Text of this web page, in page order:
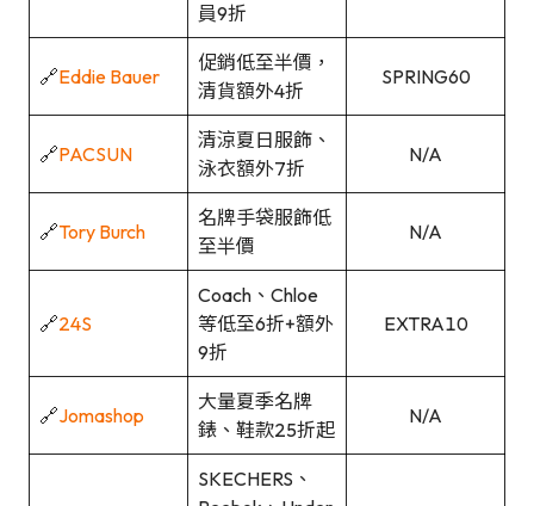
員9折
🔗Eddie Bauer
促銷低至半價，
清貨額外4折
SPRING60
🔗PACSUN
清涼夏日服飾、
泳衣額外7折
N/A
🔗Tory Burch
名牌手袋服飾低
至半價
N/A
🔗24S
Coach、Chloe
等低至6折+額外
9折
EXTRA10
🔗Jomashop
大量夏季名牌
錶、鞋款25折起
N/A
SKECHERS、